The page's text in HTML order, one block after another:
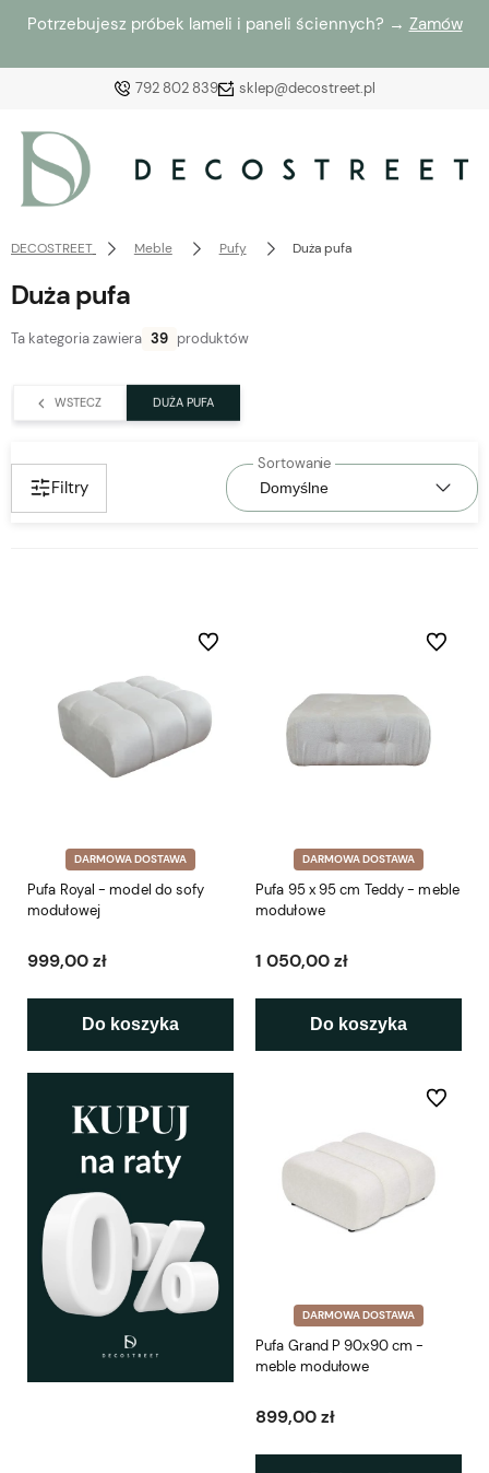
Potrzebujesz próbek lameli i paneli ściennych? → Zamów
792 802 839 sklep@decostreet.pl
Załóż konto
zaloguj się, aby przywrócić dodane produkty do listy
z poprzedniej sesji.
DECOSTREET Meble Pufy Duża pufa
Duża pufa
Ta kategoria zawiera 39 produktów
WSTECZ DUŻA PUFA
Filtry
DARMOWA DOSTAWA
Pufa Royal - model do sofy
modułowej
999,00 zł
Do koszyka
Do ulubionych
DARMOWA DOSTAWA
Pufa 95 x 95 cm Teddy - meble
modułowe
1 050,00 zł
Do koszyka
Do
DARMOWA DOSTAWA
Pufa Grand P 90x90 cm -
meble modułowe
899,00 zł
Do